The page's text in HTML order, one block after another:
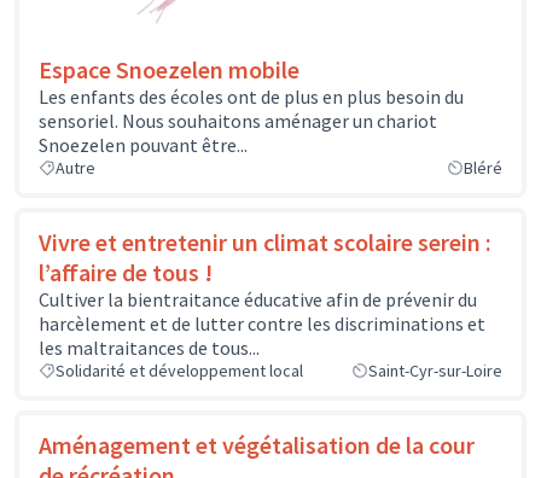
Espace Snoezelen mobile
Les enfants des écoles ont de plus en plus besoin du
sensoriel. Nous souhaitons aménager un chariot
Snoezelen pouvant être...
Autre Bléré
Vivre et entretenir un climat scolaire serein :
l’affaire de tous !
Cultiver la bientraitance éducative afin de prévenir du
harcèlement et de lutter contre les discriminations et
les maltraitances de tous...
Solidarité et développement local Saint-Cyr-sur-Loire
Aménagement et végétalisation de la cour